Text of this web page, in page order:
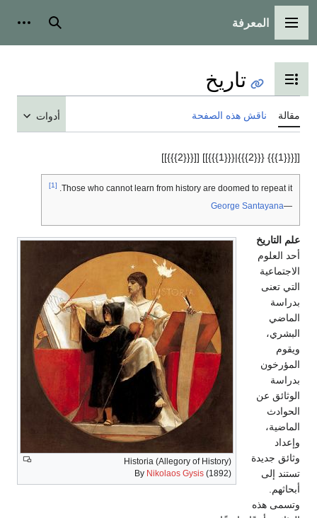
القائمة الرئيسية
المعرفة بحث
تبديل عرض جدول المحتويات
تاريخ
مقالة ناقش هذه الصفحة أدوات
[[{{{1}}} {{{2}}}|{{{1}}}]] [[{{{2}}}]]
Those who cannot learn from history are doomed to repeat it.
[1]
—
George Santayana
Historia (Allegory of History)
By Nikolaos Gysis (1892)
علم التاريخ
أحد العلوم
الاجتماعية
التي تعنى
بدراسة
الماضي
البشري،
ويقوم
المؤرخون
بدراسة
الوثائق عن
الحوادث
الماضية،
وإعداد
وثائق جديدة
تستند إلى
أبحاثهم.
وتسمى هذه